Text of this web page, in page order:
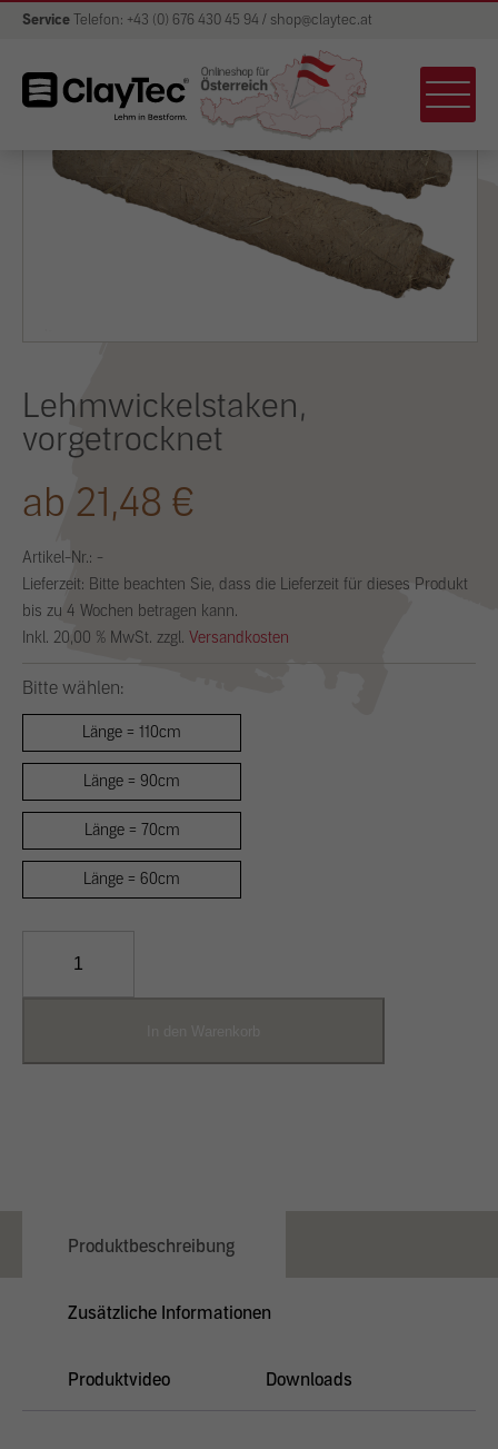
Service Telefon: +43 (0) 676 430 45 94 / shop@claytec.at
Lehmwickelstaken,
vorgetrocknet
ab 21,48 €
Artikel-Nr.: -
Lieferzeit: Bitte beachten Sie, dass die Lieferzeit für dieses Produkt
bis zu 4 Wochen betragen kann.
Inkl. 20,00 % MwSt. zzgl. Versandkosten
Bitte wählen:
Länge = 110cm
Länge = 90cm
Länge = 70cm
Länge = 60cm
vorgetrocknet
Menge
Produktbeschreibung
Zusätzliche Informationen
Produktvideo Downloads